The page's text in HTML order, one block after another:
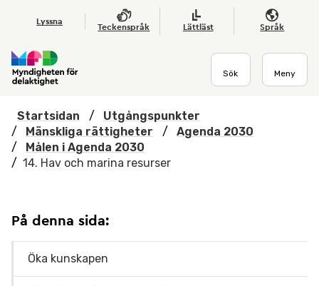
Hoppa till huvudmenyn
Lyssna
Teckenspråk Lättläst Språk
Sök Meny
Startsidan /
Utgångspunkter
/
Mänskliga rättigheter /
Agenda 2030
/
Målen i Agenda 2030
/ 14. Hav och marina resurser
På denna sida:
Öka kunskapen